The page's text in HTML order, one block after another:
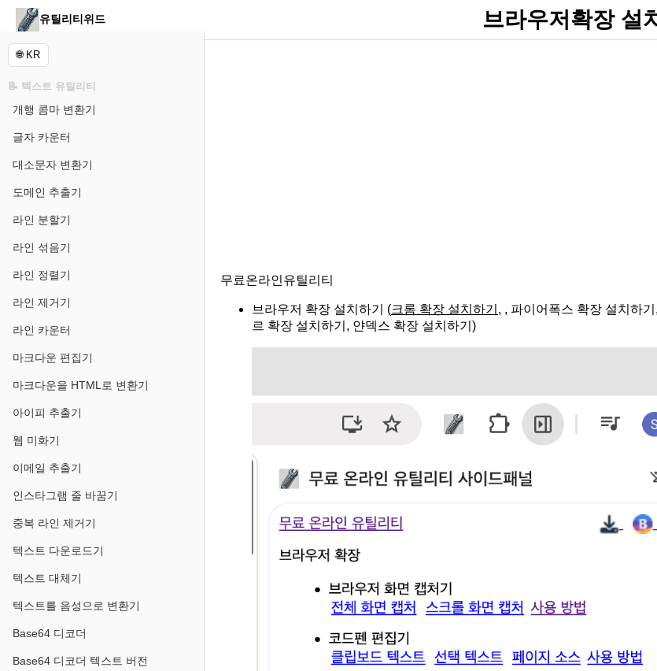
유틸리티위드 브라우저확장 설
🌐 KR
📝 텍스트 유틸리티
개행 콤마 변환기
글자 카운터
대소문자 변환기
도메인 추출기
라인 분할기
라인 섞음기
라인 정렬기
라인 제거기
라인 카운터
마크다운 편집기
마크다운을 HTML로 변환기
아이피 추출기
웹 미화기
이메일 추출기
인스타그램 줄 바꿈기
중복 라인 제거기
텍스트 다운로드기
텍스트 대체기
텍스트를 음성으로 변환기
Base64 디코더
Base64 디코더 텍스트 버전
무료온라인유틸리티
브라우저 확장 설치하기 (크롬 확장 설치하기 , , 파이어폭스 확장 설치하
르 확장 설치하기, 얀덱스 확장 설치하기)